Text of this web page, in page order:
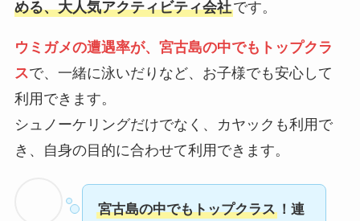
める、大人気アクティビティ会社です。
ウミガメの遭遇率が、宮古島の中でもトップクラ
スで、一緒に泳いだりなど、お子様でも安心して
利用できます。
シュノーケリングだけでなく、カヤックも利用で
き、自身の目的に合わせて利用できます。
宮古島の中でもトップクラス！連